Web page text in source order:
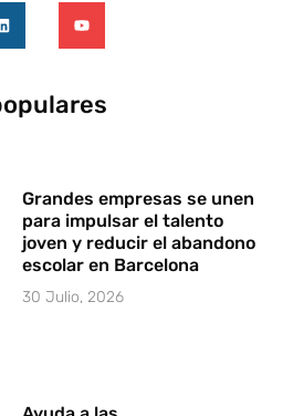
Grandes empresas se unen
para impulsar el talento
joven y reducir el abandono
escolar en Barcelona
30 Julio, 2026